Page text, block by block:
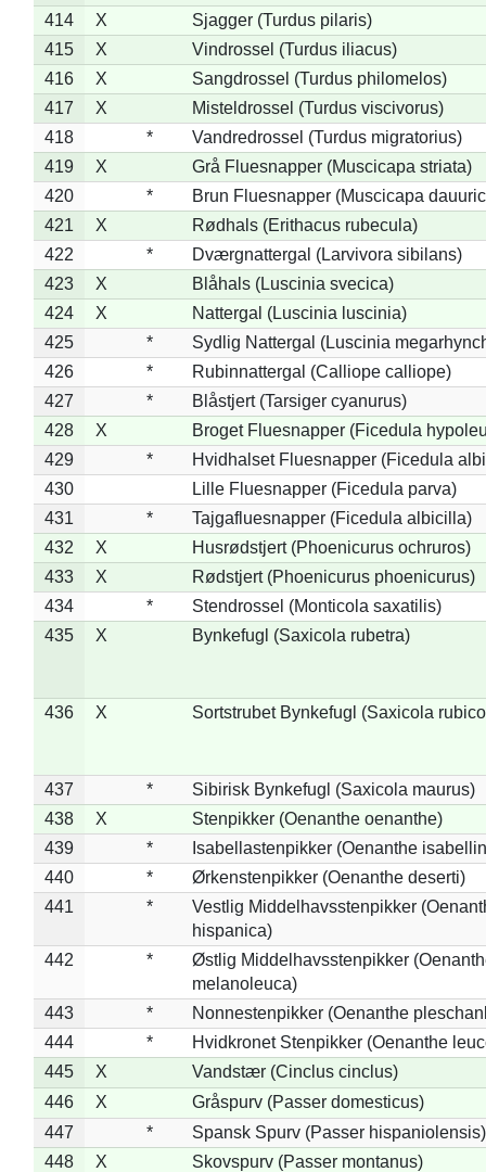
414
X
Sjagger (Turdus pilaris)
415
X
Vindrossel (Turdus iliacus)
416
X
Sangdrossel (Turdus philomelos)
417
X
Misteldrossel (Turdus viscivorus)
418
*
Vandredrossel (Turdus migratorius)
419
X
Grå Fluesnapper (Muscicapa striata)
420
*
Brun Fluesnapper (Muscicapa
421
X
Rødhals (Erithacus rubecula)
422
*
Dværgnattergal (Larvivora sibilans)
423
X
Blåhals (Luscinia svecica)
424
X
Nattergal (Luscinia luscinia)
425
*
Sydlig Nattergal (Luscinia
426
*
Rubinnattergal (Calliope calliope)
427
*
Blåstjert (Tarsiger cyanurus)
428
X
Broget Fluesnapper (Ficedula
429
*
Hvidhalset Fluesnapper (Ficedula
430
Lille Fluesnapper (Ficedula parva)
431
*
Tajgafluesnapper (Ficedula albicilla)
432
X
Husrødstjert (Phoenicurus ochruros)
433
X
Rødstjert (Phoenicurus phoenicurus)
434
*
Stendrossel (Monticola saxatilis)
435
X Bynkefugl (Saxicola rubetra)
436 X Sortstrubet Bynkefugl (Saxicola
437 *
Sibirisk Bynkefugl (Saxicola maurus)
438
X
Stenpikker (Oenanthe oenanthe)
439
*
Isabellastenpikker (Oenanthe
440
*
Ørkenstenpikker (Oenanthe deserti)
441
*
Vestlig Middelhavsstenpikker
hispanica)
442
*
Østlig Middelhavsstenpikker
melanoleuca)
443
*
Nonnestenpikker (Oenanthe
444
*
Hvidkronet Stenpikker (Oenanthe
445
X
Vandstær (Cinclus cinclus)
446
X
Gråspurv (Passer domesticus)
447
*
Spansk Spurv (Passer hispaniolensis)
448
X
Skovspurv (Passer montanus)